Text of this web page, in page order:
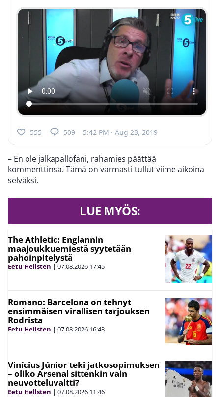
555 509 5:42 PM · Aug 23, 2019
– En ole jalkapallofani, rahamies päättää
kommenttinsa. Tämä on varmasti tullut viime aikoina
selväksi.
LUE MYÖS:
The Athletic: Englannin
maajoukkuemiestä syytetään
pahoinpitelystä
Eetu Hellsten | 07.08.2026 17:45
Romano: Barcelona on tehnyt
ensimmäisen virallisen tarjouksen
Rodrista
Eetu Hellsten | 07.08.2026 16:43
Vinícius Júnior teki jatkosopimuksen
– oliko Arsenal sittenkin vain
neuvotteluvaltti?
Eetu Hellsten | 07.08.2026 11:46